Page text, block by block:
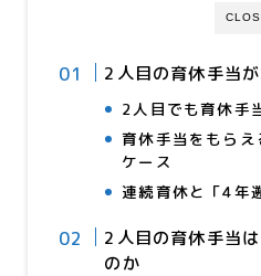
2人目の育休手当
2人目でも育休手
育休手当をもら
ケース
連続育休と「4年
2人目の育休手当
のか